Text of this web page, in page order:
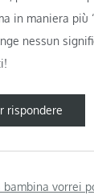
in maniera più
nessun
rispondere
vorrei